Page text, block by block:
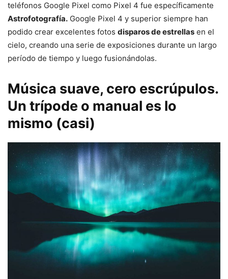
teléfonos Google Pixel como Pixel 4 fue específicamente
Astrofotografía. Google Pixel 4 y superior siempre han
podido crear excelentes fotos disparos de estrellas en el
cielo, creando una serie de exposiciones durante un largo
período de tiempo y luego fusionándolas.
Música suave, cero escrúpulos.
Un trípode o manual es lo
mismo (casi)